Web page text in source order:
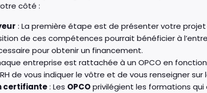
côté :
: La première étape est de présenter votre
de ces compétences pourrait bénéficier à
pour obtenir un financement.
entreprise est rattachée à un OPCO en
de vous indiquer le vôtre et de vous renseigner
certifiante: Les OPCOprivilégient les formations